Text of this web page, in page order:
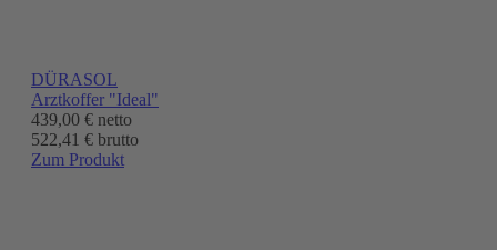
DÜRASOL
Arztkoffer "Ideal"
439,00 € netto
522,41 € brutto
Zum Produkt